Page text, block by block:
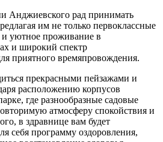
Анджиевского рад принимать
им не только первоклассные
уютное проживание в
и широкий спектр
приятного времяпровождения.
прекрасными пейзажами и
расположению корпусов
где разнообразные садовые
атмосферу спокойствия и
в здравнице вам будет
себя программу оздоровления,